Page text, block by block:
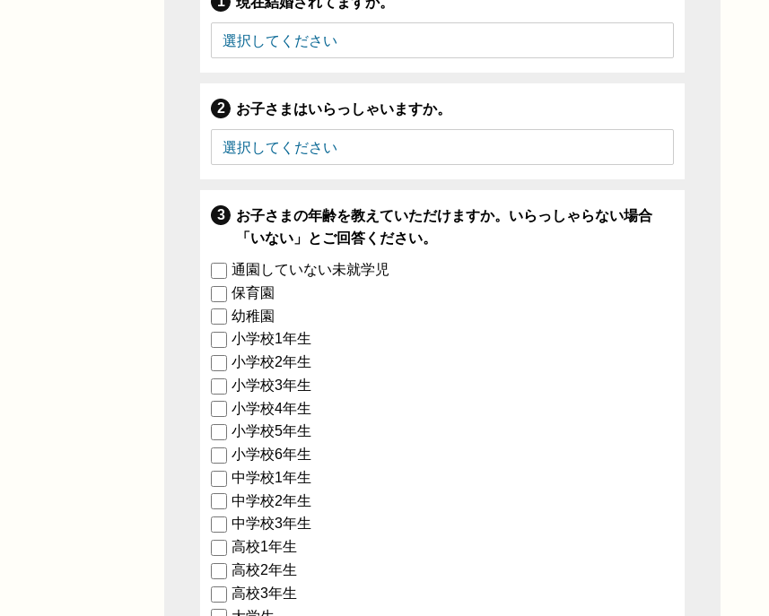
お子さまはいらっしゃいますか。
お子さまの年齢を教えていただけますか。いらっしゃらない場合
「いない」とご回答ください。
通園していない未就学児
保育園
幼稚園
小学校1年生
小学校2年生
小学校3年生
小学校4年生
小学校5年生
小学校6年生
中学校1年生
中学校2年生
中学校3年生
高校1年生
高校2年生
高校3年生